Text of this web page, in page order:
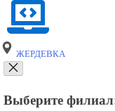
ЖЕРДЕВКА
Выберите